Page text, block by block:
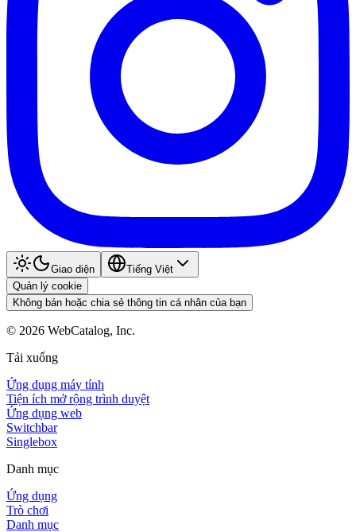
Giao diện
Tiếng Việt
Quản lý cookie
Không bán hoặc chia sẻ thông tin cá nhân của bạn
© 2026 WebCatalog, Inc.
Tải xuống
Ứng dụng máy tính
Tiện ích mở rộng trình duyệt
Ứng dụng web
Switchbar
Singlebox
Danh mục
Ứng dụng
Trò chơi
Danh mục